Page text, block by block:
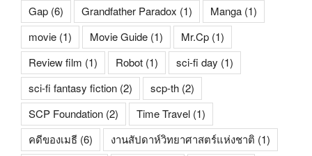
Gap (6) Grandfather Paradox (1) Manga (1)
movie (1) Movie Guide (1) Mr.Cp (1)
Review film (1) Robot (1) sci-fi day (1)
sci-fi fantasy fiction (2) scp-th (2)
SCP Foundation (2) Time Travel (1)
คดีของเมธี (6) งานสัปดาห์วิทยาศาสตร์แห่งชาติ (1)